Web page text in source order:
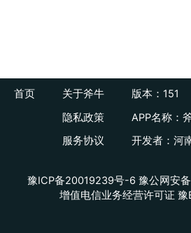
首页
关于斧牛
隐私政策
服务协议
版本：151
APP名称：
开发者：河
豫ICP备20019239号-6 豫公网安
增值电信业务经营许可证